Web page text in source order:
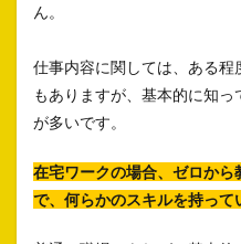
ん。
仕事内容に関しては、ある
もありますが、基本的に知
が多いです。
在宅ワークの場合、ゼロか
で、何らかのスキルを持って